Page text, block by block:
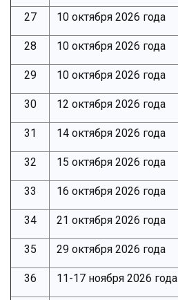
27 10 октября 2026 года
28 10 октября 2026 года
29 10 октября 2026 года
30 12 октября 2026 года
31 14 октября 2026 года
32 15 октября 2026 года
33 16 октября 2026 года
34 21 октября 2026 года
35 29 октября 2026 года
36 11-17 ноября 2026 года